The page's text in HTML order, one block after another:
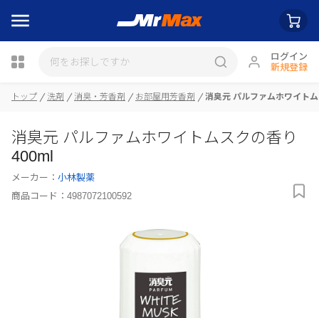
ログイン
新規登録
瓶詰
トップ 洗剤 消臭・芳香剤 お部屋用芳香剤 消臭元 パルファムホワイト
消臭元 パルファムホワイトムスクの香り
400ml
メーカー： 小林製薬
商品コード： 4987072100592